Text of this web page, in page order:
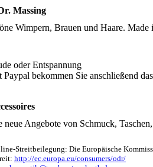
Massing
Wimpern, Brauen und Haare. Made
oder Entspannung
bekommen Sie anschließend
neue Angebote von Schmuck,
Streitbeilegung: Die Europäische
http://ec.europa.eu/consumers/odr/